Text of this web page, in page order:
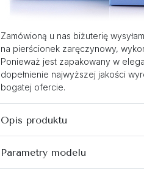
Zamówioną u nas biżuterię
na pierścionek zaręczynowy,
Ponieważ jest zapakowany w
dopełnienie najwyższej jakości
bogatej ofercie.
Opis produktu
Parametry modelu